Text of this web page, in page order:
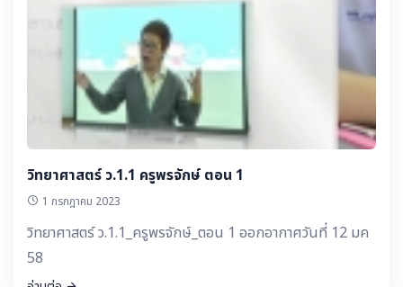
วิทยาศาสตร์ ว.1.1 ครูพรจักษ์ ตอน 1
1 กรกฎาคม 2023
วิทยาศาสตร์ ว.1.1_ครูพรจักษ์_ตอน 1 ออกอากาศวันที่ 12 มค
58